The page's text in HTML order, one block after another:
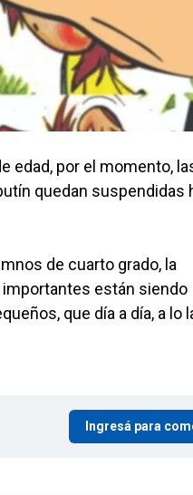
edad, por el momento,
quedan suspendidas
de cuarto grado, la
están siendo
que día a día, a lo
Ingresá para